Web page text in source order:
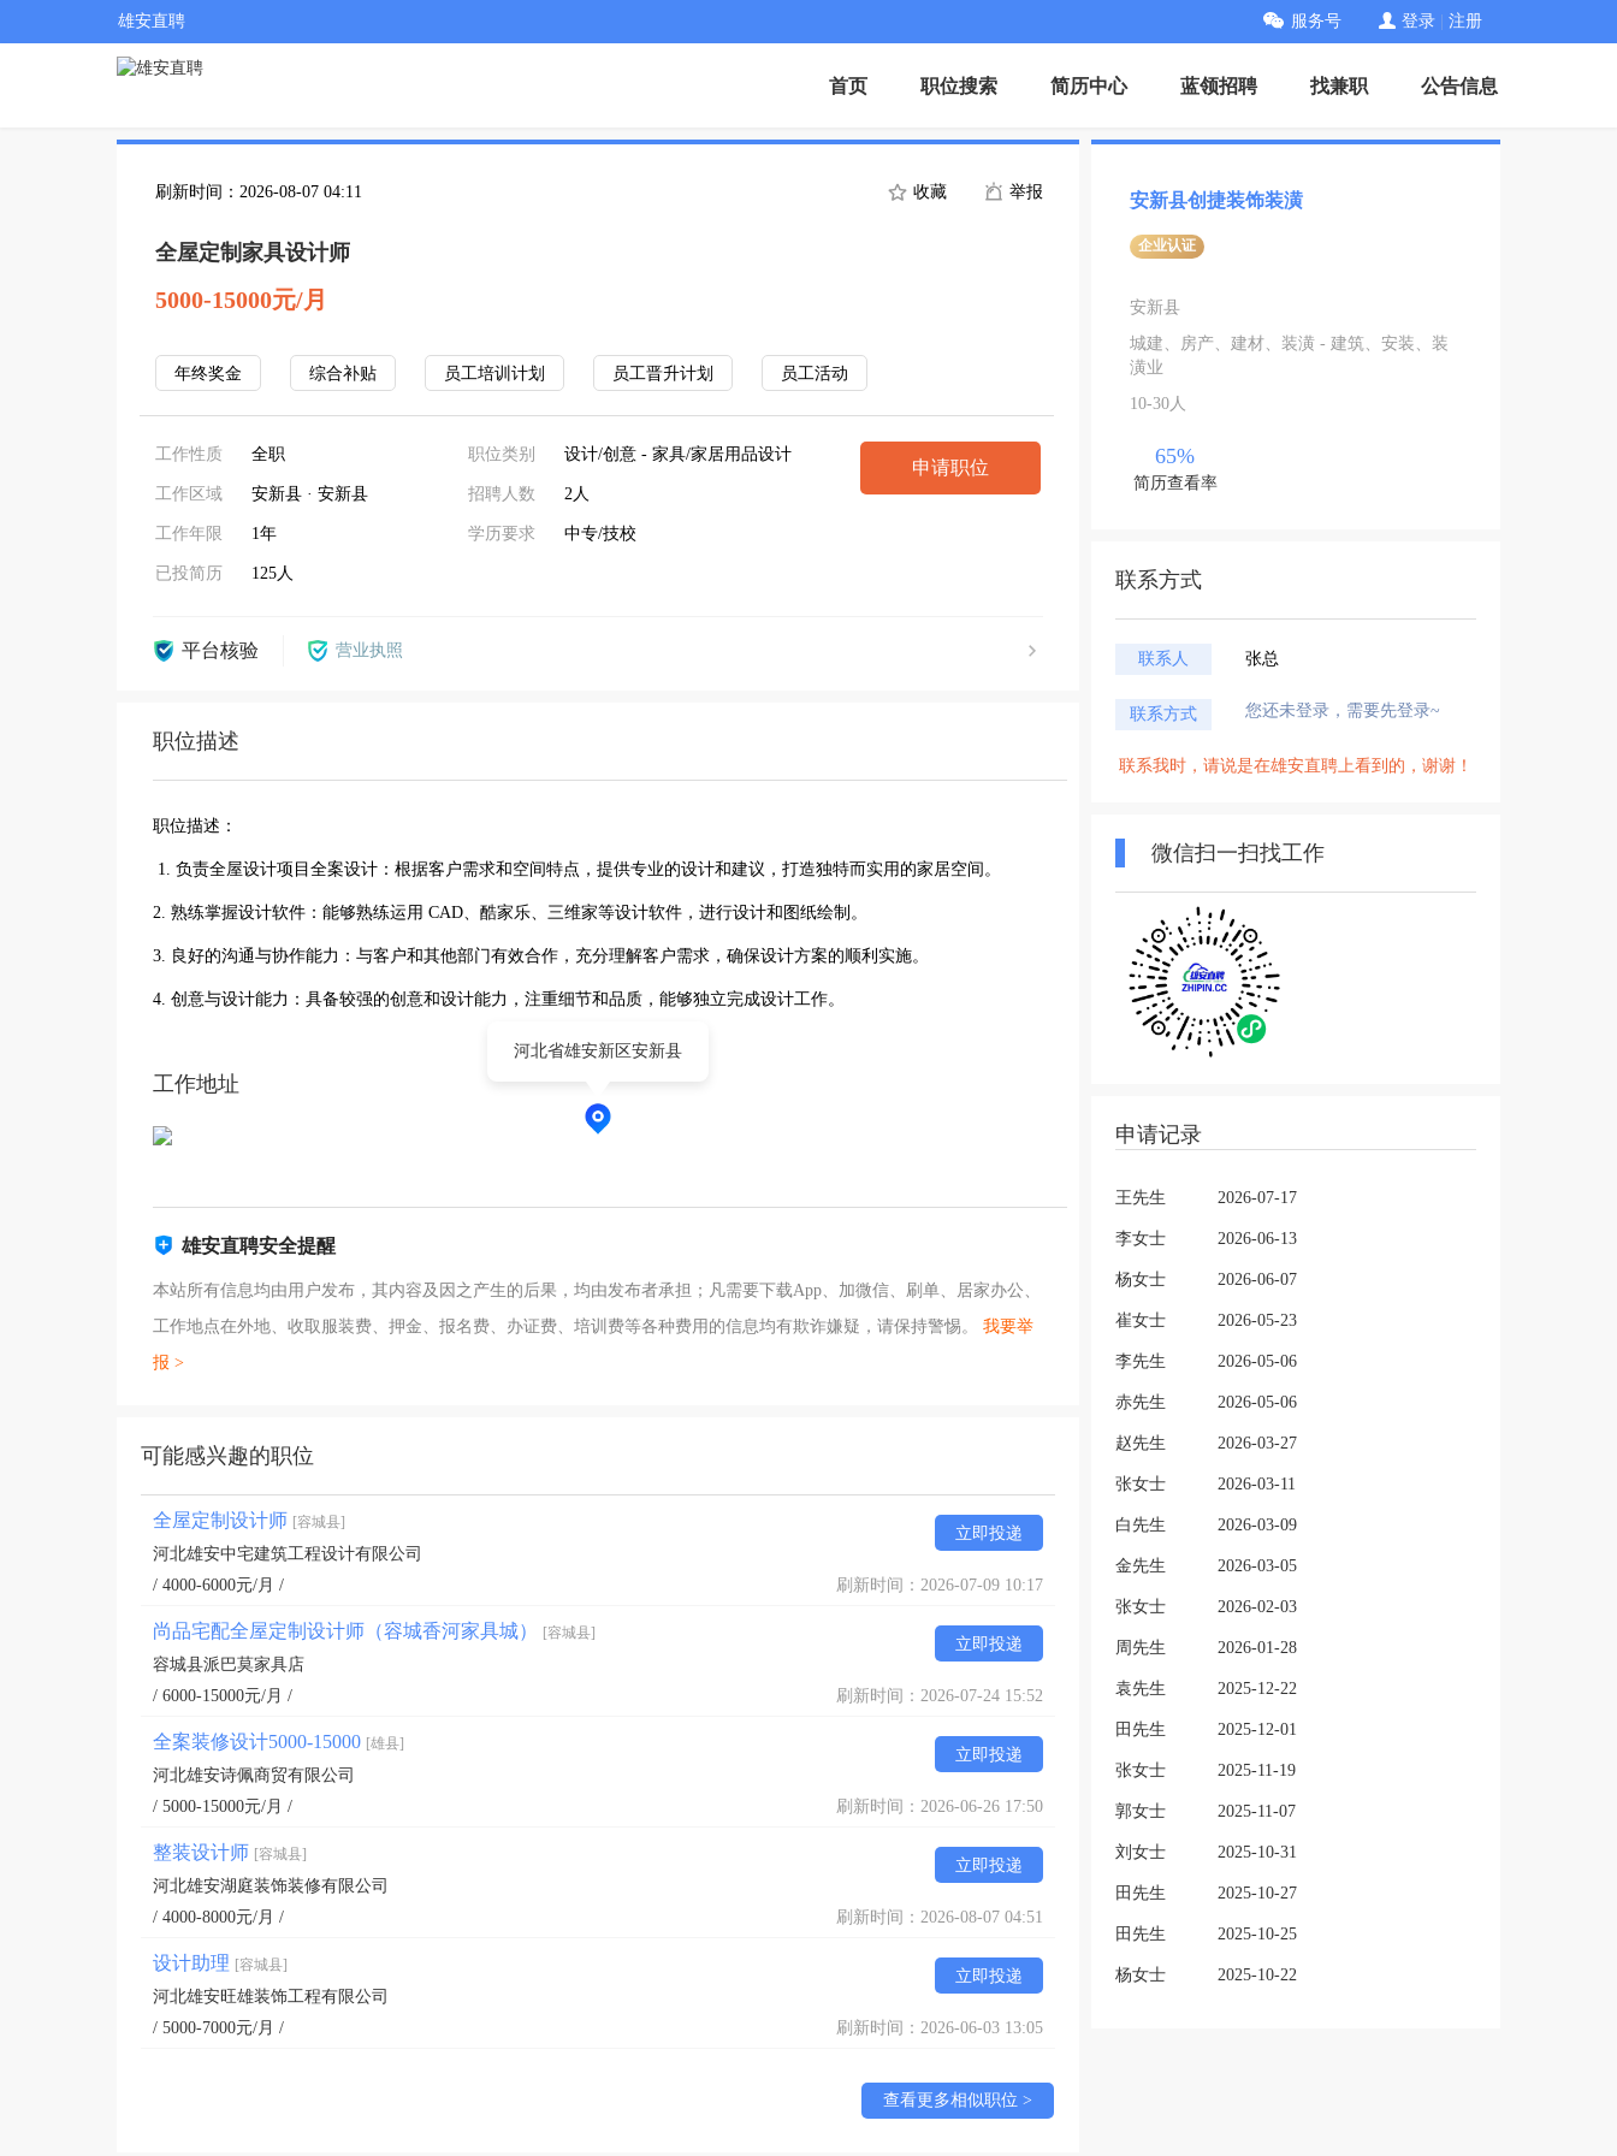
雄安直聘 服务号 登录 注册
首页 职位搜索 简历中心 蓝领招聘 找兼职 公告信息
刷新时间：2026-08-07 04:11 收藏 举报
全屋定制家具设计师
5000-15000元/月
年终奖金 综合补贴 员工培训计划 员工晋升计划 员工活动
工作性质 全职
工作区域 安新县 · 安新县
工作年限 1年
已投简历 125人
职位类别 设计/创意 - 家具/家居用品设计
招聘人数 2人
学历要求 中专/技校
申请职位
平台核验 营业执照
职位描述
职位描述：
1. 负责全屋设计项目全案设计：根据客户需求和空间特点，提供专业的设计和建议，打造独特而实用的家居空间。
2. 熟练掌握设计软件：能够熟练运用 CAD、酷家乐、三维家等设计软件，进行设计和图纸绘制。
3. 良好的沟通与协作能力：与客户和其他部门有效合作，充分理解客户需求，确保设计方案的顺利实施。
4. 创意与设计能力：具备较强的创意和设计能力，注重细节和品质，能够独立完成设计工作。
工作地址
河北省雄安新区安新县
雄安直聘安全提醒
本站所有信息均由用户发布，其内容及因之产生的后果，均由发布者承担；凡需要下载App、加微信、刷单、居家办公、
工作地点在外地、收取服装费、押金、报名费、办证费、培训费等各种费用的信息均有欺诈嫌疑，请保持警惕。 我要举
报 >
可能感兴趣的职位
全屋定制设计师 [容城县]
立即投递
河北雄安中宅建筑工程设计有限公司
/ 4000-6000元/月 /
刷新时间：2026-07-09 10:17
尚品宅配全屋定制设计师（容城香河家具城） [容城县]
立即投递
容城县派巴莫家具店
/ 6000-15000元/月 /
刷新时间：2026-07-24 15:52
全案装修设计5000-15000 [雄县]
立即投递
河北雄安诗佩商贸有限公司
/ 5000-15000元/月 /
刷新时间：2026-06-26 17:50
整装设计师 [容城县]
立即投递
河北雄安湖庭装饰装修有限公司
/ 4000-8000元/月 /
刷新时间：2026-08-07 04:51
设计助理 [容城县]
立即投递
河北雄安旺雄装饰工程有限公司
/ 5000-7000元/月 /
刷新时间：2026-06-03 13:05
查看更多相似职位 >
安新县创捷装饰装潢
企业认证
安新县
城建、房产、建材、装潢 - 建筑、安装、装
潢业
10-30人
65%
简历查看率
联系方式
联系人 张总
联系方式 您还未登录，需要先登录~
联系我时，请说是在雄安直聘上看到的，谢谢！
微信扫一扫找工作
申请记录
王先生 2026-07-17
李女士 2026-06-13
杨女士 2026-06-07
崔女士 2026-05-23
李先生 2026-05-06
赤先生 2026-05-06
赵先生 2026-03-27
张女士 2026-03-11
白先生 2026-03-09
金先生 2026-03-05
张女士 2026-02-03
周先生 2026-01-28
袁先生 2025-12-22
田先生 2025-12-01
张女士 2025-11-19
郭女士 2025-11-07
刘女士 2025-10-31
田先生 2025-10-27
田先生 2025-10-25
杨女士 2025-10-22